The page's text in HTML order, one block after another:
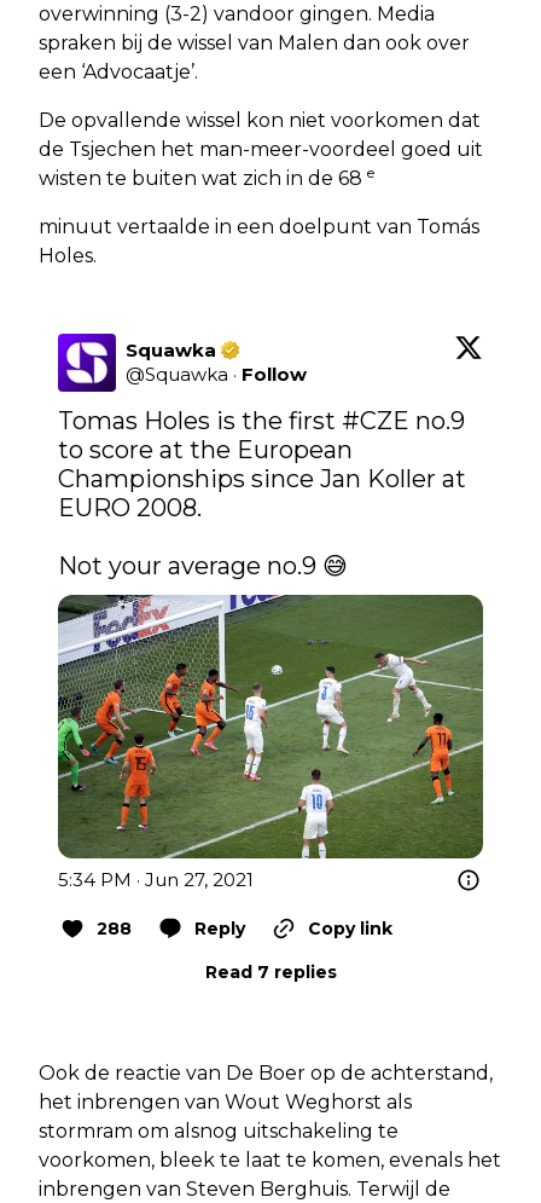
overwinning (3-2) vandoor gingen. Media
spraken bij de wissel van Malen dan ook over
een ‘Advocaatje’.
De opvallende wissel kon niet voorkomen dat
de Tsjechen het man-meer-voordeel goed uit
wisten te buiten wat zich in de 68 e
minuut vertaalde in een doelpunt van Tomás
Holes.
Squawka
@Squawka · Follow
Tomas Holes is the first #CZE no.9
to score at the European
Championships since Jan Koller at
EURO 2008.
Not your average no.9 😅
5:34 PM · Jun 27, 2021
288 Reply
Copy link
Read 7 replies
Ook de reactie van De Boer op de achterstand,
het inbrengen van Wout Weghorst als
stormram om alsnog uitschakeling te
voorkomen, bleek te laat te komen, evenals het
inbrengen van Steven Berghuis. Terwijl de